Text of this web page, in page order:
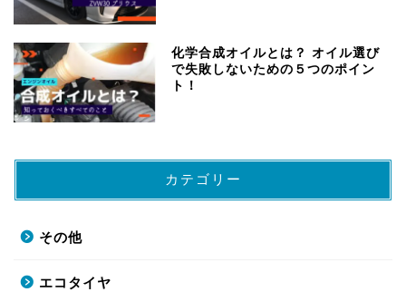
化学合成オイルとは？ オイル選び
で失敗しないための５つのポイン
ト！
カテゴリー
その他
エコタイヤ